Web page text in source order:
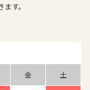
す。
金 土